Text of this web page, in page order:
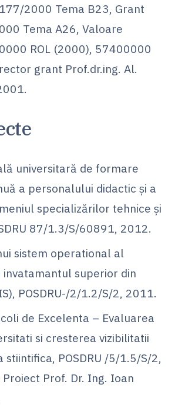
2000 Tema B23, Grant
Tema A26, Valoare
ROL (2000), 57400000
grant Prof.dr.ing. Al.
universitară de formare
a personalului didactic şi a
specializărilor tehnice şi
87/1.3/S/60891, 2012.
sistem operational al
superior din
POSDRU-/2/1.2/S/2, 2011.
de Excelenta – Evaluarea
si cresterea vizibilitatii
POSDRU /5/1.5/S/2,
Prof. Dr. Ing. Ioan